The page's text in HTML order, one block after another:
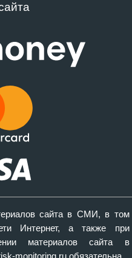
сайта в СМИ, в том
Интернет, а также при
материалов сайта в